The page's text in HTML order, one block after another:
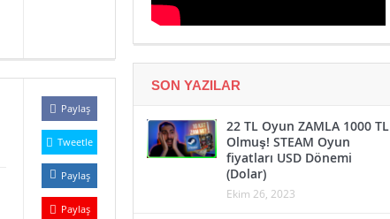
Paylaş
Tweetle
Paylaş
Paylaş
SON YAZILAR
22 TL Oyun ZAMLA 1000 TL
Olmuş! STEAM Oyun
fiyatları USD Dönemi
(Dolar)
Ekim 26, 2023